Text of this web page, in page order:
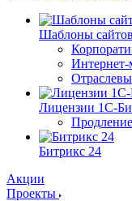
Шаблоны
Лицензии 1С-
Битрикс 24
Акции
Проекты